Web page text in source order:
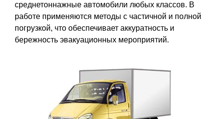
среднетоннажные автомобили любых классов. В
работе применяются методы с частичной и полной
погрузкой, что обеспечивает аккуратность и
бережность эвакуационных мероприятий.